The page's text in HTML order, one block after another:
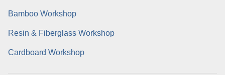
Bamboo Workshop
Resin & Fiberglass Workshop
Cardboard Workshop